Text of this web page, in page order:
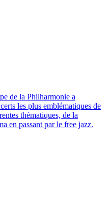
de la Philharmonie a
les plus emblématiques de
thématiques, de la
en passant par le free jazz.